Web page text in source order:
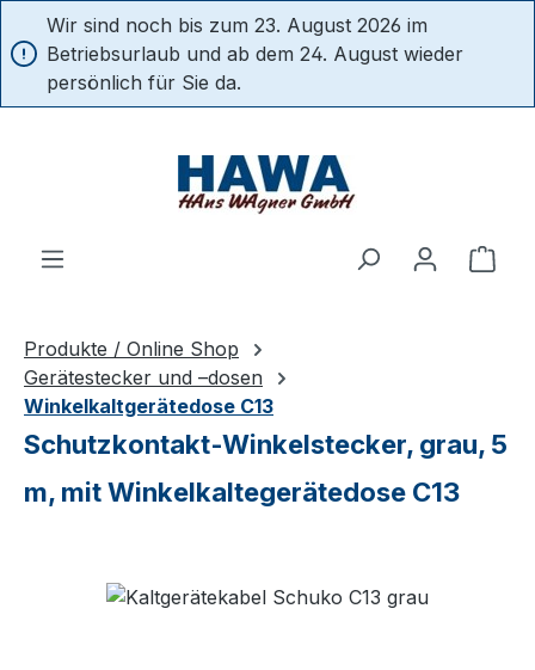
springen
Wir sind noch bis zum 23. August 2026 im
Betriebsurlaub und ab dem 24. August wieder
persönlich für Sie da.
Produkte / Online Shop
Gerätestecker und –dosen
Winkelkaltgerätedose C13
Schutzkontakt-Winkelstecker, grau, 5
m, mit Winkelkaltegerätedose C13
Bildergalerie überspringen